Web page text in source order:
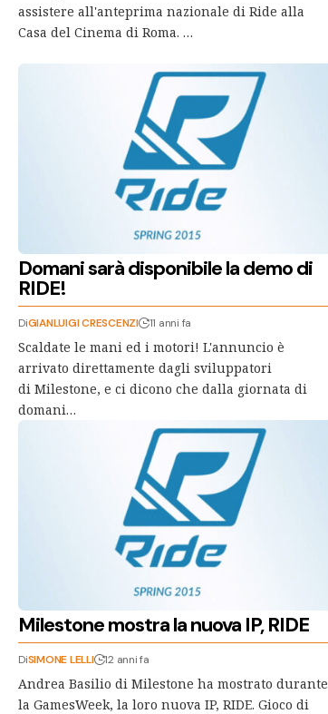
assistere all'anteprima nazionale di Ride alla
Casa del Cinema di Roma. …
Domani sarà disponibile la demo di
RIDE!
DiGIANLUIGI CRESCENZI 11 anni fa
Scaldate le mani ed i motori! L'annuncio è
arrivato direttamente dagli sviluppatori
di Milestone, e ci dicono che dalla giornata di
domani…
Milestone mostra la nuova IP, RIDE
DiSIMONE LELLI 12 anni fa
Andrea Basilio di Milestone ha mostrato durante
la GamesWeek, la loro nuova IP, RIDE. Gioco di